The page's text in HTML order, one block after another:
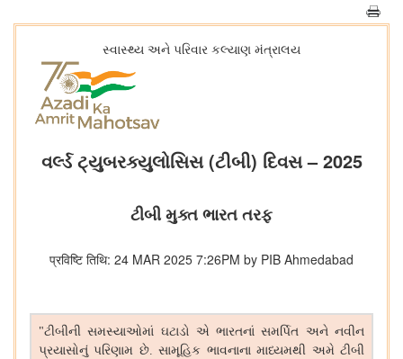
સ્વાસ્થ્ય અને પરિવાર કલ્યાણ મંત્રાલય
વર્લ્ડ ટ્યુબરક્યુલોસિસ (ટીબી) દિવસ – 2025
ટીબી મુક્ત ભારત તરફ
प्रविष्टि तिथि: 24 MAR 2025 7:26PM by PIB Ahmedabad
"ટીબીની સમસ્યાઓમાં ઘટાડો એ ભારતનાં સમર્પિત અને નવીન
પ્રયાસોનું પરિણામ છે.સામૂહિક ભાવનાના માધ્યમથી અમે ટીબી